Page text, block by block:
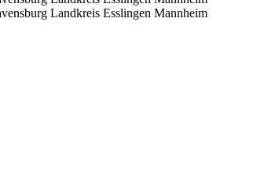
Landkreis Esslingen Mannheim